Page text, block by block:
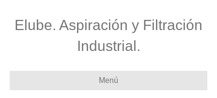
Elube. Aspiración y Filtración
Industrial.
Menú